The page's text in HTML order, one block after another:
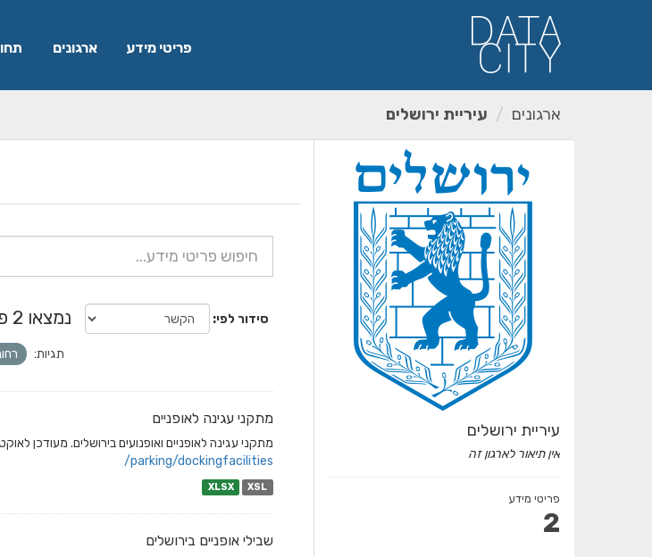
פריטי מידע ארגונים
ארגונים עיריית ירושלים
עיריית ירושלים
אין תיאור לארגון זה
פריטי מידע
2
סידור לפי נמצאו 2 פריטי מידע
תגיות:
מתקני עגינה לאופניים
מתקני עגינה לאופניים ואופנועים בירושלים. מעודכן לאוקטובר
parking/dockingfacilities/
XLSX XSL
שבילי אופניים בירושלים